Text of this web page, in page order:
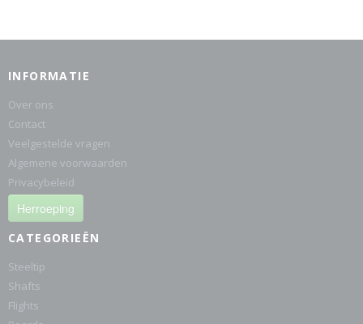
INFORMATIE
Over ons
Contact
Veelgestelde vragen
Algemene voorwaarden
Privacybeleid
Herroeping
CATEGORIEËN
Steeltip
Shafts
Flights